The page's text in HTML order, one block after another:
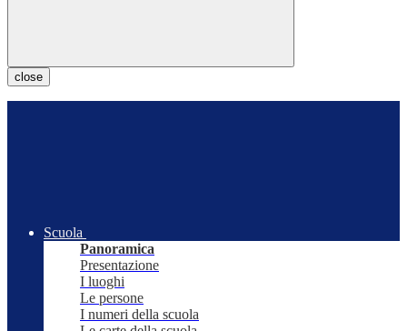
close
Scuola
Panoramica
Presentazione
I luoghi
Le persone
I numeri della scuola